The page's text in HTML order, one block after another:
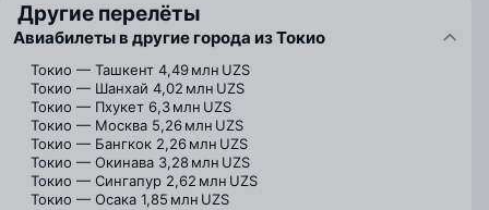
Другие перелёты
Авиабилеты в другие города из Токио
Токио — Ташкент 4,49 млн UZS
Токио — Шанхай 4,02 млн UZS
Токио — Пхукет 6,3 млн UZS
Токио — Москва 5,26 млн UZS
Токио — Бангкок 2,26 млн UZS
Токио — Окинава 3,28 млн UZS
Токио — Сингапур 2,62 млн UZS
Токио — Осака 1,85 млн UZS